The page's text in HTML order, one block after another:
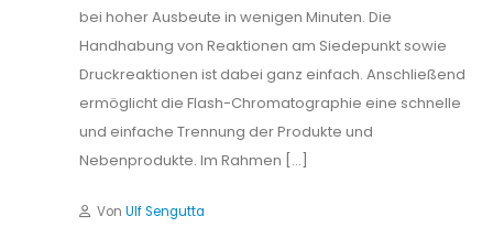
bei hoher Ausbeute in wenigen Minuten. Die
Handhabung von Reaktionen am Siedepunkt sowie
Druckreaktionen ist dabei ganz einfach. Anschließend
ermöglicht die Flash-Chromatographie eine schnelle
und einfache Trennung der Produkte und
Nebenprodukte. Im Rahmen […]
Von Ulf Sengutta